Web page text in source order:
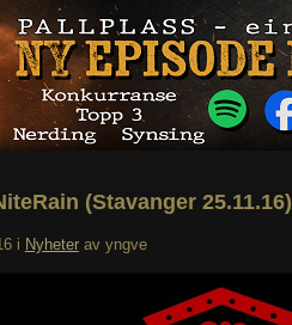
(Stavanger 25.11.16)
i Nyheter av yngve